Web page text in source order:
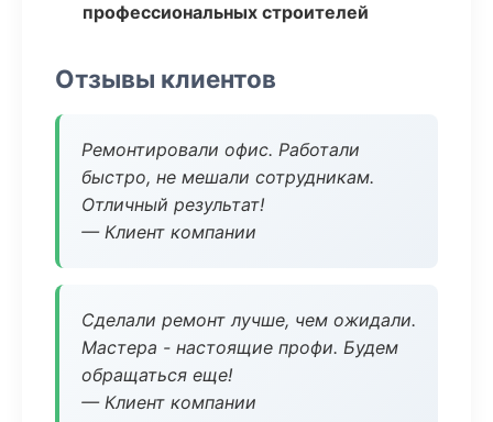
профессиональных строителей
Отзывы клиентов
Ремонтировали офис. Работали
быстро, не мешали сотрудникам.
Отличный результат!
— Клиент компании
Сделали ремонт лучше, чем ожидали.
Мастера - настоящие профи. Будем
обращаться еще!
— Клиент компании